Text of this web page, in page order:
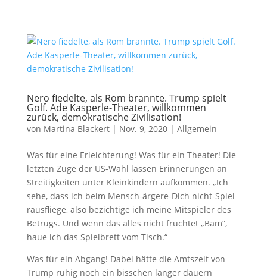
Nero fiedelte, als Rom brannte. Trump spielt
Golf. Ade Kasperle-Theater, willkommen
zurück, demokratische Zivilisation!
von Martina Blackert| Nov. 9, 2020| Allgemein
Was für eine Erleichterung! Was für ein Theater! Die
letzten Züge der US-Wahl lassen Erinnerungen an
Streitigkeiten unter Kleinkindern aufkommen. „Ich
sehe, dass ich beim Mensch-ärgere-Dich nicht-Spiel
rausfliege, also bezichtige ich meine Mitspieler des
Betrugs. Und wenn das alles nicht fruchtet „Bäm“,
haue ich das Spielbrett vom Tisch.“
Was für ein Abgang! Dabei hätte die Amtszeit von
Trump ruhig noch ein bisschen länger dauern